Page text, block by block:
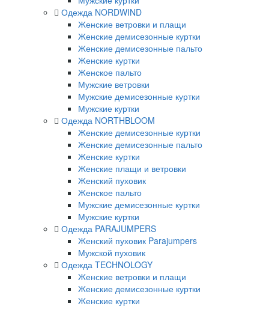
Одежда NORDWIND
Женские ветровки и плащи
Женские демисезонные куртки
Женские демисезонные пальто
Женские куртки
Женское пальто
Мужские ветровки
Мужские демисезонные куртки
Мужские куртки
Одежда NORTHBLOOM
Женские демисезонные куртки
Женские демисезонные пальто
Женские куртки
Женские плащи и ветровки
Женский пуховик
Женское пальто
Мужские демисезонные куртки
Мужские куртки
Одежда PARAJUMPERS
Женский пуховик Parajumpers
Мужской пуховик
Одежда TECHNOLOGY
Женские ветровки и плащи
Женские демисезонные куртки
Женские куртки